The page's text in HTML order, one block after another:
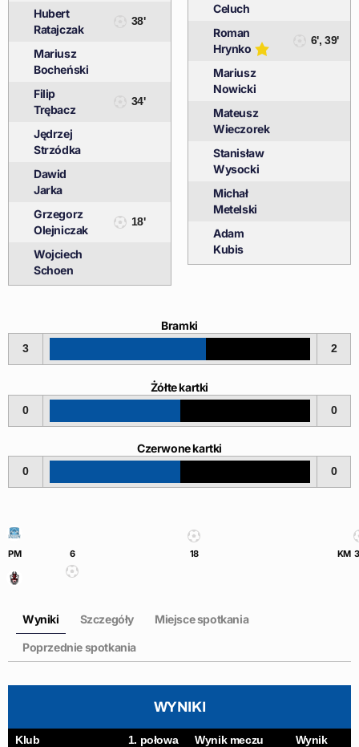
Hubert
Ratajczak
38'
Mariusz
Bocheński
Filip
Trębacz
34'
Jędrzej
Strzódka
Dawid
Jarka
Grzegorz
Olejniczak
18'
Wojciech
Schoen
Celuch
Roman
Hrynko
6', 39'
Mariusz
Nowicki
Mateusz
Wieczorek
Stanisław
Wysocki
Michał
Metelski
Adam
Kubis
Bramki
3 2
Żółte kartki
0 0
Czerwone kartki
0 0
PM 6 18 KM
Wyniki Szczegóły Miejsce spotkania
Poprzednie spotkania
WYNIKI
Klub 1. połowa Wynik meczu Wynik